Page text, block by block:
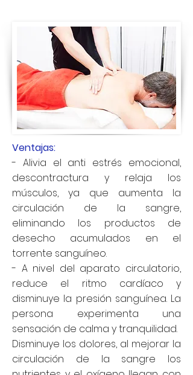
Ventajas:
- Alivia el anti estrés emocional,
descontractura y relaja los
músculos, ya que aumenta la
circulación de la sangre,
eliminando los productos de
desecho acumulados en el
torrente sanguíneo.
- A nivel del aparato circulatorio,
reduce el ritmo cardíaco y
disminuye la presión sanguínea. La
persona experimenta una
sensación de calma y tranquilidad.
Disminuye los dolores, al mejorar la
circulación de la sangre los